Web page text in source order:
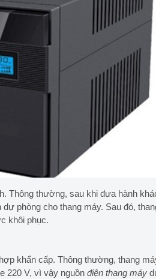
Thông thường, sau khi đưa hành
phòng cho thang máy. Sau đó,
khôi phục.
khẩn cấp. Thông thường, thang
220 V, vì vậy nguồn điện thang máy